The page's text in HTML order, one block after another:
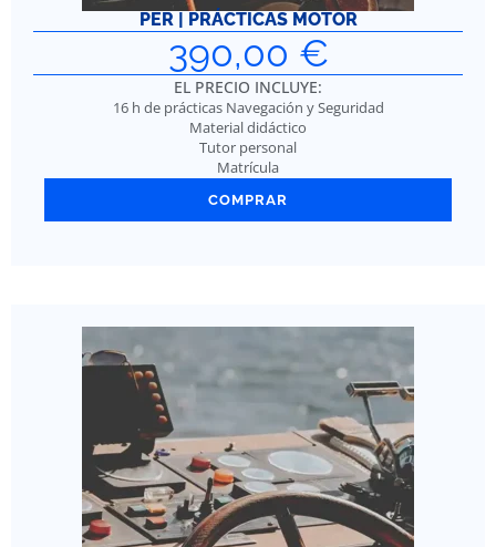
PER | PRÁCTICAS MOTOR
390,00 €
EL PRECIO INCLUYE:
16 h de prácticas Navegación y Seguridad
Material didáctico
Tutor personal
Matrícula
COMPRAR